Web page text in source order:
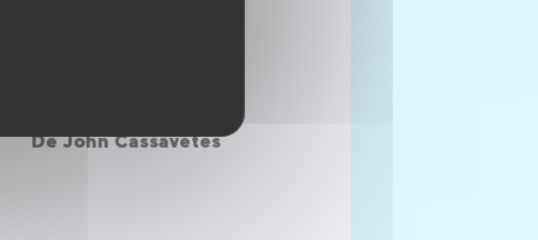
DeJohn Cassavetes